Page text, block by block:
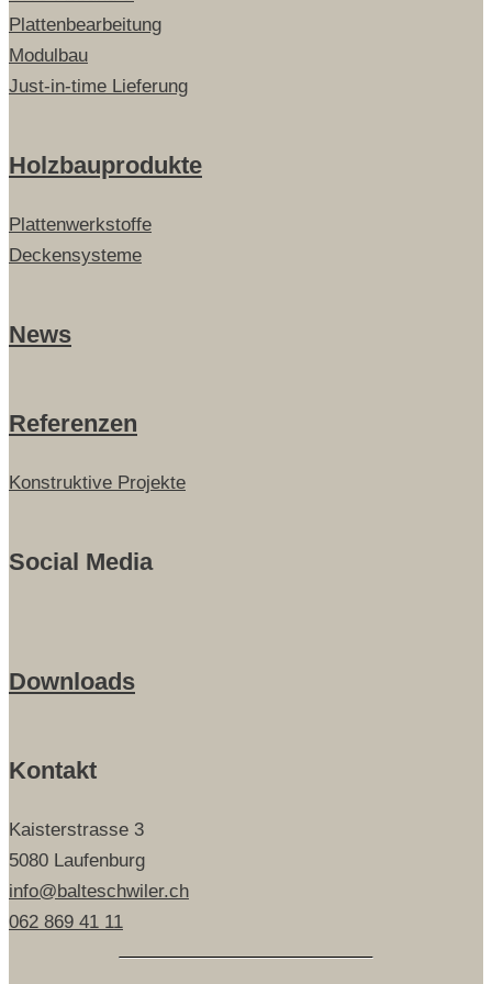
Plattenbearbeitung
Modulbau
Just-in-time Lieferung
Holzbauprodukte
Plattenwerkstoffe
Deckensysteme
News
Referenzen
Konstruktive Projekte
Social Media
Downloads
Kontakt
Kaisterstrasse 3
5080 Laufenburg
info@balteschwiler.ch
062 869 41 11